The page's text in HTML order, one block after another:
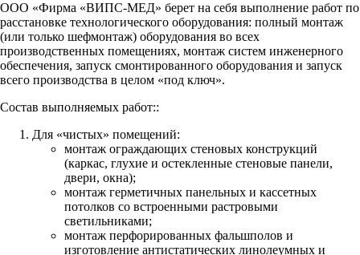
ООО «Фирма «ВИПС-МЕД» берет на себя выполнение работ по
расстановке технологического оборудования: полный монтаж
(или только шефмонтаж) оборудования во всех
производственных помещениях, монтаж систем инженерного
обеспечения, запуск смонтированного оборудования и запуск
всего производства в целом «под ключ».
Состав выполняемых работ::
Для «чистых» помещений:
монтаж ограждающих стеновых конструкций
(каркас, глухие и остекленные стеновые панели,
двери, окна);
монтаж герметичных панельных и кассетных
потолков со встроенными растровыми
светильниками;
монтаж перфорированных фальшполов и
изготовление антистатических линолеумных и